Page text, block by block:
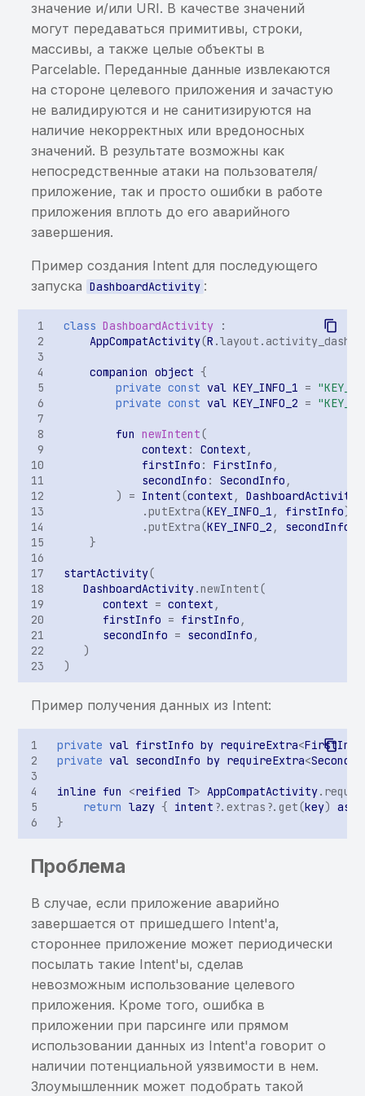
Интеграция с Appium
Хранилище ключей со
слабым паролем,
содержащее закрытые
ключи
Хранилище ключей со
слабым паролем,
содержащее открытые
Хранилище ключей с
приватными ключами,
защищёнными слабым
паролем
защищённой базе данных
Хранение
чувствительной
информации в
незащищённой базе
данных
Хранение sensitive-
информации в
общедоступной
незащищённой базе
данных
Хранение sensitive-
коде приложения
Хранение или
использование ранее
найденной sensitive-
информации
Хранение sensitive-
информации в кэше
клавиатуры
Опасные разрешения
Разрешения и группы
разрешений
Опасные группы
разрешений
Приложение использует
запрещенные
разрешения
Слабый пароль
шифрования базы
данных
Перехват пароля
шифрования базы
Хранилище ключей со
слабым паролем,
содержащее закрытые
ключи
Хранилище ключей со
содержащее открытые
ключи
Хранилище ключей с
защищёнными слабым
Хранение sensitive-
информации в кэше
клавиатуры
Хранение sensitive-
информации в
NSUserDefaults
Хранение sensitive-
информации в
приватном файле
Хранение sensitive-
информации в исходном
Хранение
чувствительной
информации в Binary
Cookies
Хранение sensitive-
информации в KeyChain
Небезопасный класс
защиты данных для
элемента KeyChain
Хранение или
использование ранее
найденной
чувствительной
информации
запрещает
пользовательских
клавиатур
Потенциально
чувствительная
энтропийным анализом
Чувствительная
информация в
исполняемом файле
Хранение данных от
сторонних сервисов в
открытом виде
Построен граф для трасс
вызовов
значение и/или URI. В качестве значений
могут передаваться примитивы, строки,
массивы, а также целые объекты в
Parcelable. Переданные данные извлекаются
на стороне целевого приложения и зачастую
не валидируются и не санитизируются на
наличие некорректных или вредоносных
значений. В результате возможны как
непосредственные атаки на пользователя/
приложение, так и просто ошибки в работе
приложения вплоть до его аварийного
завершения.
Пример создания Intent для последующего
запуска DashboardActivity :
class DashboardActivity
:
AppCompatActivity(R .layout .
companion object {
private const val KEY_INFO_1 =
private const val KEY_INFO_2 =
fun newIntent(
context : Context ,
firstInfo : FirstInfo ,
secondInfo : SecondInfo ,
)
= Intent(context , DashboardActivity
.putExtra(KEY_INFO_1 , firstInfo)
.putExtra(KEY_INFO_2 , secondInfo
}
startActivity(
DashboardActivity.newIntent(
context = context ,
firstInfo = firstInfo ,
secondInfo = secondInfo ,
)
)
Пример получения данных из Intent:
private val firstInfo by requireExtra<FirstInfo
private val secondInfo by requireExtra<
inline fun <reified T> AppCompatActivity.
return lazy { intent ?.extras ?.get(key) as
}
Проблема
В случае, если приложение аварийно
завершается от пришедшего Intent'а,
стороннее приложение может периодически
посылать такие Intent'ы, сделав
невозможным использование целевого
приложения. Кроме того, ошибка в
приложении при парсинге или прямом
использовании данных из Intent'а говорит о
наличии потенциальной уязвимости в нем.
Злоумышленник может подобрать такой